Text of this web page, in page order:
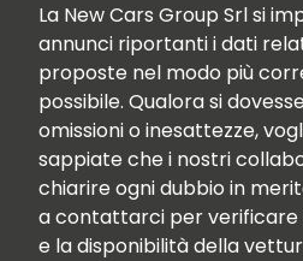
La New Cars Group Srl si
annunci riportanti i dati
proposte nel modo più
possibile. Qualora si
omissioni o inesattezze,
sappiate che i nostri
chiarire ogni dubbio in
a contattarci per verificare
e la disponibilità della